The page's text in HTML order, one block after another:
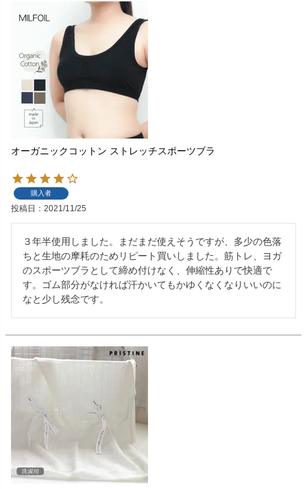
オーガニックコットン ストレッチスポーツブラ
購入者
投稿日 2021/11/25
３年半使用しました。まだまだ使えそうですが、多少の色落
ちと生地の摩耗のためリピート買いしました。筋トレ、ヨガ
のスポーツブラとして締め付けなく、伸縮性ありで快適で
す。ゴム部分がなければ汗かいてもかゆくなくなりいいのに
なと少し残念です。